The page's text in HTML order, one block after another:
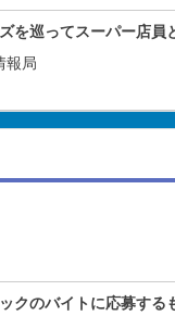
を巡ってスーパー店員
報局
クのバイトに応募する